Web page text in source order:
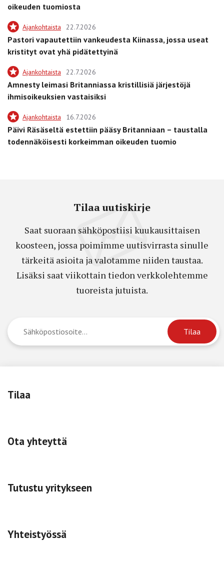
oikeuden tuomiosta
Ajankohtaista 22.7.2026
Pastori vapautettiin vankeudesta Kiinassa, jossa useat
kristityt ovat yhä pidätettyinä
Ajankohtaista 22.7.2026
Amnesty leimasi Britanniassa kristillisiä järjestöjä
ihmisoikeuksien vastaisiksi
Ajankohtaista 16.7.2026
Päivi Räsäseltä estettiin pääsy Britanniaan – taustalla
todennäköisesti korkeimman oikeuden tuomio
Tilaa uutiskirje
Saat suoraan sähköpostiisi kuukausittaisen
koosteen, jossa poimimme uutisvirrasta sinulle
tärkeitä asioita ja valotamme niiden taustaa.
Lisäksi saat viikottain tiedon verkkolehtemme
tuoreista jutuista.
Tilaa
Ota yhteyttä
Tutustu yritykseen
Yhteistyössä